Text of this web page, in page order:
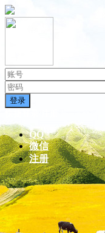
登录
QQ
微信
注册